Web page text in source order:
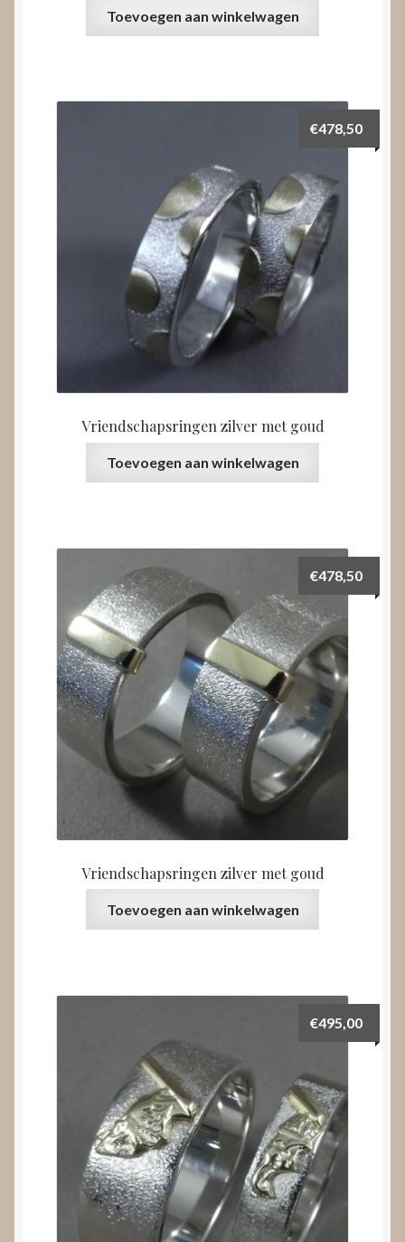
Toevoegen aan winkelwagen
Vriendschapsringen zilver met goud
€478,50
Toevoegen aan winkelwagen
Vriendschapsringen zilver met goud
€478,50
Toevoegen aan winkelwagen
€495,00